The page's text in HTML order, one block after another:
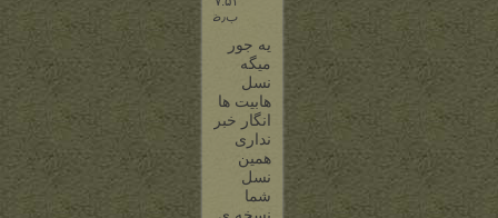
ب٫ظ
یه جور
میگه
نسل
هابیت ها
انگار خبر
نداری
همین
نسل
شما